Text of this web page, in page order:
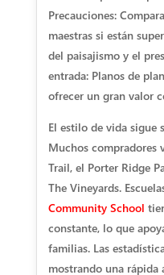
Precauciones:
maestras si están
del paisajismo y el
entrada: Planos de
ofrecer un gran valor
El estilo de vida sigue
Muchos compradores
Trail, el Porter Ridge
The Vineyards.
Community School
constante, lo que
familias. Las
mostrando una rápida